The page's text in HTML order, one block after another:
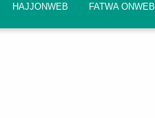
HAJJONWEB FATWA ONWEB